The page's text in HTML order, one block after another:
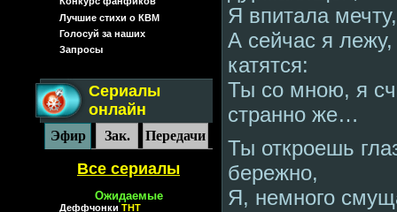
Лучшие стихи о КВМ
Голосуй за наших
Запросы
Сериалы
онлайн
Эфир Зак. Передачи
Все сериалы
Ожидаемые
Деффчонки ТНТ
Я впитала
А сейчас я лежу,
катятся:
Ты со мною, я
странно же…
Ты откроешь
бережно,
Я, немного